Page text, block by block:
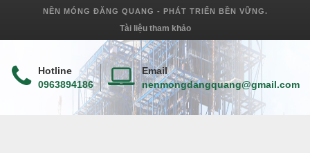
NỀN MÓNG ĐĂNG QUANG - PHÁT TRIỂN BỀN VỮNG.
Tài liệu tham khảo
Hotline
0963894186
Email
nenmongdangquang@gmail.com